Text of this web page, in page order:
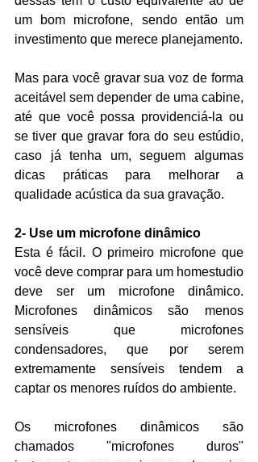
um bom microfone, sendo então um
investimento que merece planejamento.
Mas para você gravar sua voz de forma
aceitável sem depender de uma cabine,
até que você possa providenciá-la ou
se tiver que gravar fora do seu estúdio,
caso já tenha um, seguem algumas
dicas práticas para melhorar a
qualidade acústica da sua gravação.
2- Use um microfone dinâmico
Esta é fácil. O primeiro microfone que
você deve comprar para um homestudio
deve ser um microfone dinâmico.
Microfones dinâmicos são menos
sensíveis que microfones
condensadores, que por serem
extremamente sensíveis tendem a
captar os menores ruídos do ambiente.
Os microfones dinâmicos são
chamados "microfones duros"